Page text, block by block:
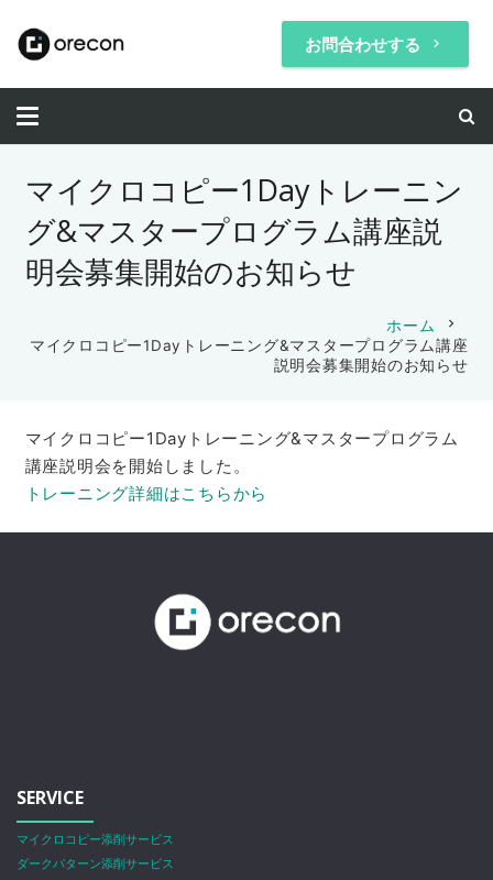
お問合わせする keyboard_arrow_right
マイクロコピー1Dayトレーニン
グ&マスタープログラム講座説
明会募集開始のお知らせ
ホーム chevron_right
マイクロコピー1Dayトレーニング&マスタープログラム講座
説明会募集開始のお知らせ
マイクロコピー1Dayトレーニング&マスタープログラム
講座説明会を開始しました。
トレーニング詳細はこちらから
SERVICE
マイクロコピー添削サービス
ダークパターン添削サービス